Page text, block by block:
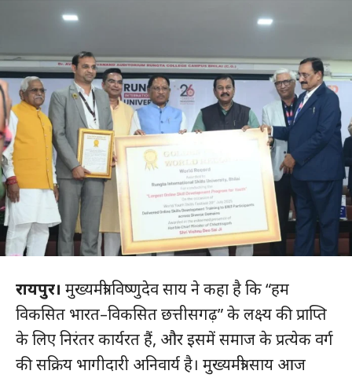
रायपुर। मुख्यमंत्री विष्णुदेव साय ने कहा है कि “हम
विकसित भारत–विकसित छत्तीसगढ़” के लक्ष्य की प्राप्ति
के लिए निरंतर कार्यरत हैं, और इसमें समाज के प्रत्येक वर्ग
की सक्रिय भागीदारी अनिवार्य है। मुख्यमंत्री साय आज